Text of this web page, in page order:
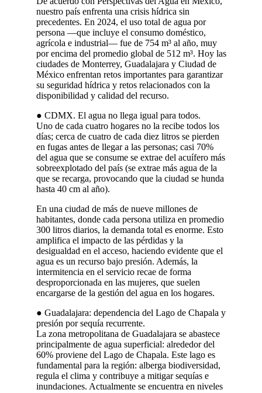
nuestro país enfrenta una crisis hídrica sin
precedentes. En 2024, el uso total de agua por
persona —que incluye el consumo doméstico,
agrícola e industrial— fue de 754 m³ al año, muy
por encima del promedio global de 512 m³. Hoy las
ciudades de Monterrey, Guadalajara y Ciudad de
México enfrentan retos importantes para garantizar
su seguridad hídrica y retos relacionados con la
disponibilidad y calidad del recurso.
● CDMX. El agua no llega igual para todos.
Uno de cada cuatro hogares no la recibe todos los
días; cerca de cuatro de cada diez litros se pierden
en fugas antes de llegar a las personas; casi 70%
del agua que se consume se extrae del acuífero más
sobreexplotado del país (se extrae más agua de la
que se recarga, provocando que la ciudad se hunda
hasta 40 cm al año).
En una ciudad de más de nueve millones de
habitantes, donde cada persona utiliza en promedio
300 litros diarios, la demanda total es enorme. Esto
amplifica el impacto de las pérdidas y la
desigualdad en el acceso, haciendo evidente que el
agua es un recurso bajo presión. Además, la
intermitencia en el servicio recae de forma
desproporcionada en las mujeres, que suelen
encargarse de la gestión del agua en los hogares.
● Guadalajara: dependencia del Lago de Chapala y
presión por sequía recurrente.
La zona metropolitana de Guadalajara se abastece
principalmente de agua superficial: alrededor del
60% proviene del Lago de Chapala. Este lago es
fundamental para la región: alberga biodiversidad,
regula el clima y contribuye a mitigar sequías e
inundaciones. Actualmente se encuentra en niveles